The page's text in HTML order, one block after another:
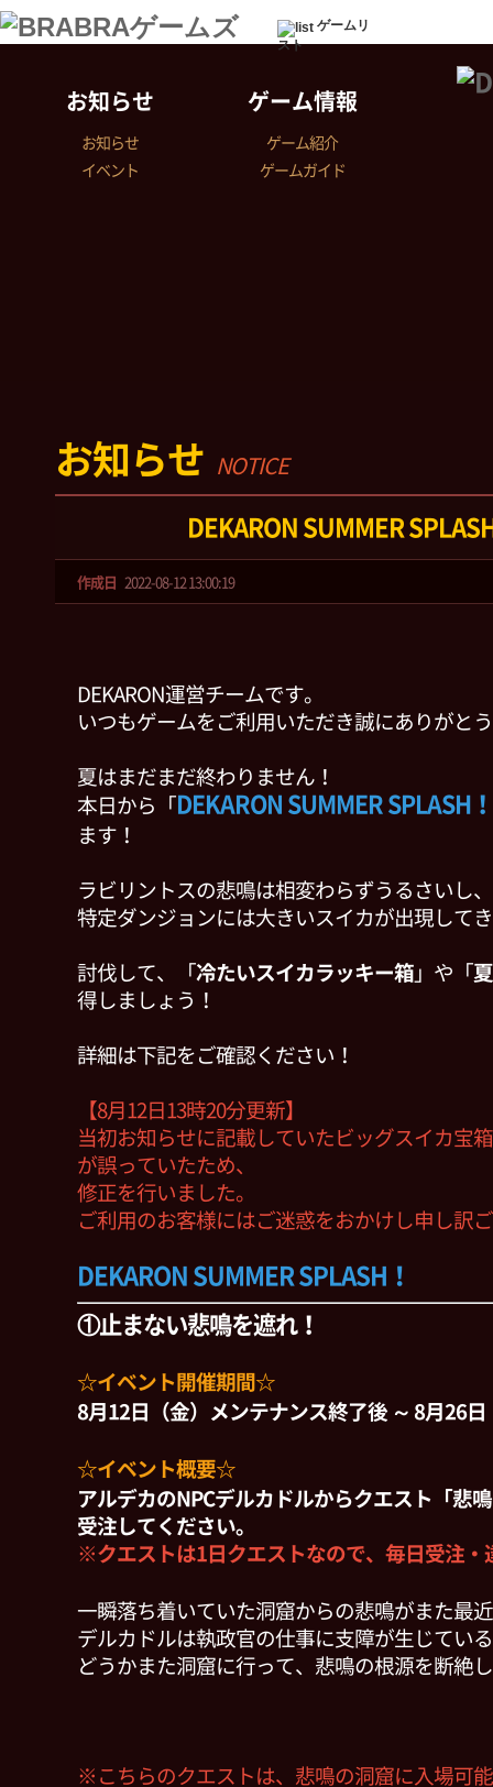
ゲームリ
スト
お知らせ
お知らせ
イベント
ゲーム情報
ゲーム紹介
ゲームガイド
お知らせ NOTICE
DEKARON SUMMER
作成日 2022-08-12 13:00:19
DEKARON運営チームです。
いつもゲームをご利用いただき誠にありがと
夏はまだまだ終わりません！
本日から「 DEKARON SUMMER SPLASH
ます！
ラビリントスの悲鳴は相変わらずうるさいし、
特定ダンジョンには大きいスイカが出現して
討伐して、「 冷たいスイカラッキー箱 」や「
得しましょう！
詳細は下記をご確認ください！
【8月12日13時20分更新】
当初お知らせに記載していたビッグスイカ宝
が誤っていたため、
修正を行いました。
ご利用のお客様にはご迷惑をおかけし申し訳
DEKARON SUMMER SPLASH！
①止まない悲鳴を遮れ！
☆イベント開催期間☆
8月12日（金）メンテナンス終了後 ～ 8月26日
☆イベント概要☆
アルデカのNPCデルカドルからクエスト「悲
受注してください。
※クエストは1日クエストなので、毎日受注・
一瞬落ち着いていた洞窟からの悲鳴がまた最
デルカドルは執政官の仕事に支障が生じてい
どうかまた洞窟に行って、悲鳴の根源を断絶
※こちらのクエストは、悲鳴の洞窟に入場可